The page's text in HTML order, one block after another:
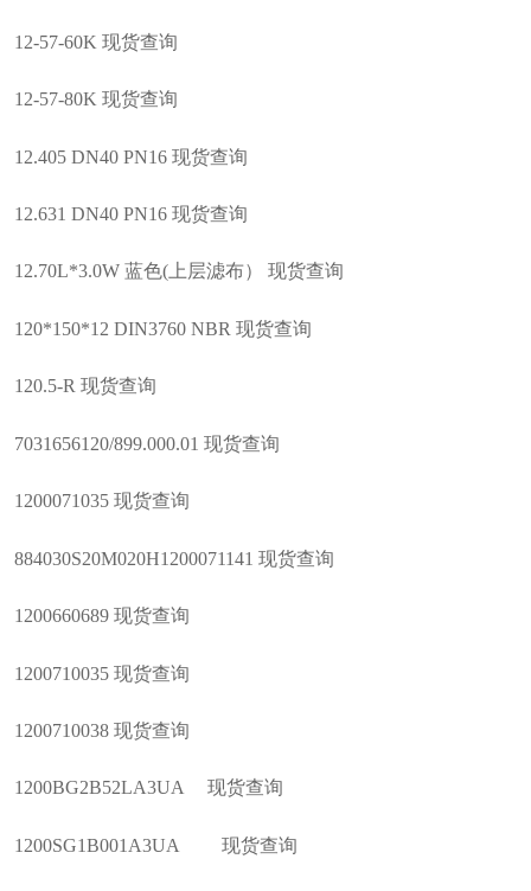
12-57-60K 现货查询
12-57-80K 现货查询
12.405 DN40 PN16 现货查询
12.631 DN40 PN16 现货查询
12.70L*3.0W 蓝色(上层滤布） 现货查询
120*150*12 DIN3760 NBR 现货查询
120.5-R 现货查询
7031656120/899.000.01 现货查询
1200071035 现货查询
884030S20M020H1200071141 现货查询
1200660689 现货查询
1200710035 现货查询
1200710038 现货查询
1200BG2B52LA3UA 现货查询
1200SG1B001A3UA 现货查询